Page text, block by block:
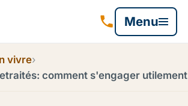
Menu
vivre›
comment s'engager utilement